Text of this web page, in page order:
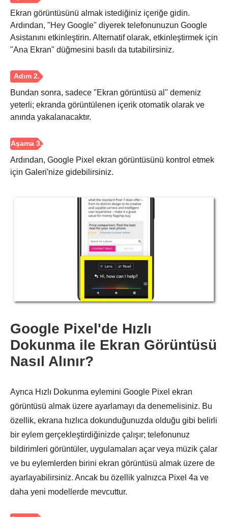
Aşama 1.
Ekran görüntüsünü almak istediğiniz içeriğe gidin.
Ardından, "Hey Google" diyerek telefonunuzun Google
Asistanını etkinleştirin. Alternatif olarak, etkinleştirmek için
"Ana Ekran" düğmesini basılı da tutabilirsiniz.
Adım 2.
Bundan sonra, sadece "Ekran görüntüsü al" demeniz
yeterli; ekranda görüntülenen içerik otomatik olarak ve
anında yakalanacaktır.
Ardından, Google Pixel ekran görüntüsünü kontrol etmek
için Galeri'nize gidebilirsiniz.
Google Pixel'de Hızlı
Dokunma ile Ekran Görüntüsü
Nasıl Alınır?
Ayrıca Hızlı Dokunma eylemini Google Pixel ekran
görüntüsü almak üzere ayarlamayı da denemelisiniz. Bu
özellik, ekrana hızlıca dokunduğunuzda olduğu gibi belirli
bir eylem gerçekleştirdiğinizde çalışır; telefonunuz
bildirimleri görüntüler, uygulamaları açar veya müzik çalar
ve bu eylemlerden birini ekran görüntüsü almak üzere de
ayarlayabilirsiniz. Ancak bu özellik yalnızca Pixel 4a ve
daha yeni modellerde mevcuttur.